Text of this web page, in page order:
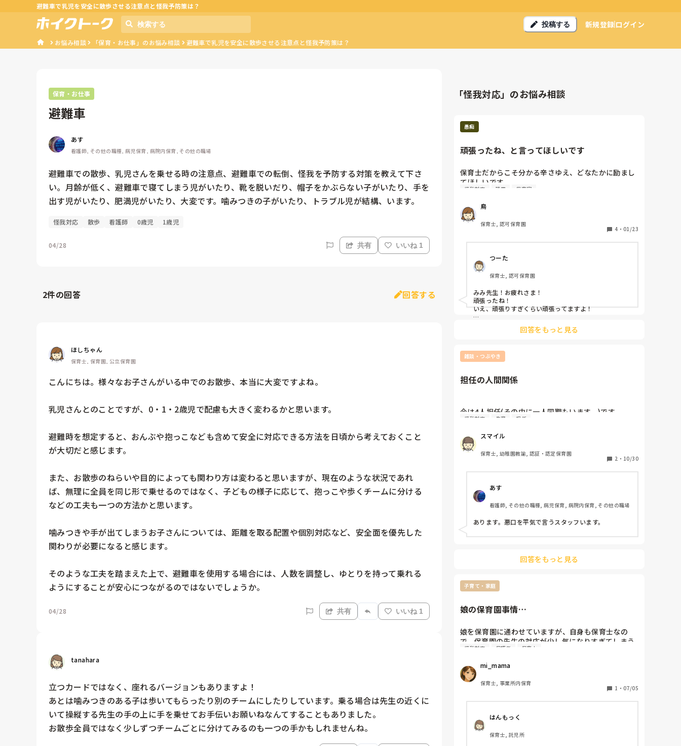
避難車で乳児を安全に散歩させる注意点と怪我予防策は？
投稿する 新規登録ログイン
お悩み相談 「保育・お仕事」のお悩み相談 避難車で乳児を安全に散歩させる注意点と怪我予防策は？
保育・お仕事
避難車
あす
看護師, その他の職種, 病児保育, 病院内保育, その他の職場
避難車での散歩、乳児さんを乗せる時の注意点、避難車での転倒、怪我を予防する対策を教えて下さ
い。月齢が低く、避難車で寝てしまう児がいたり、靴を脱いだり、帽子をかぶらない子がいたり、手を
出す児がいたり、肥満児がいたり、大変です。噛みつきの子がいたり、トラブル児が結構、います。
怪我対応 散歩 看護師 0歳児 1歳児
04/28 共有 いいね 1
2件の回答 回答する
ほしちゃん
保育士, 保育園, 公立保育園
こんにちは。様々なお子さんがいる中でのお散歩、本当に大変ですよね。
乳児さんとのことですが、0・1・2歳児で配慮も大きく変わるかと思います。
避難時を想定すると、おんぶや抱っこなども含めて安全に対応できる方法を日頃から考えておくこと
が大切だと感じます。
また、お散歩のねらいや目的によっても関わり方は変わると思いますが、現在のような状況であれ
ば、無理に全員を同じ形で乗せるのではなく、子どもの様子に応じて、抱っこや歩くチームに分ける
などの工夫も一つの方法かと思います。
噛みつきや手が出てしまうお子さんについては、距離を取る配置や個別対応など、安全面を優先した
関わりが必要になると感じます。
そのような工夫を踏まえた上で、避難車を使用する場合には、人数を調整し、ゆとりを持って乗れる
ようにすることが安心につながるのではないでしょうか。
04/28 共有 いいね 1
tanahara
立つカードではなく、座れるバージョンもありますよ！
あとは噛みつきのある子は歩いてもらったり別のチームにしたりしています。乗る場合は先生の近くに
いて操縦する先生の手の上に手を乗せてお手伝いお願いねなんてすることもありました。
お散歩全員ではなく少しずつチームごとに分けてみるのも一つの手かもしれませんね。
「怪我対応」のお悩み相談
愚痴
頑張ったね、と言ってほしいです
保育士だからこそ分かる辛さゆえ、どなたかに励まし
てほしいです。
もたちが回復して戻ってくるタイミングで職員が次々
に感染してお休みするのってあるあるですよね……。
園内の子どもは全員出席なのに、職員は半数以上がお
辛うじて生き残った職員で、来ている子どもたちを手
分けして保育しなければならず。。
うちのクラスは支援が必要な子が数名居る中、担任不
在の他クラスまで一つの部屋で保育したのですが
とにかく全員怪我させずに保護者に引き渡すことだけ
を目標に頑張りました。
頑張ったのですが、やっぱり人手も余裕も無いので
無理っ！！」とバッサリ断ったり、
なかなか活動の切り替えができない子に必要以上に声
を荒げてしまったり、泣き暴れる子をクールダウンさ
せようにも上手くいかなかったり、、
ら今日の自分を思い返して反省会が止まりません。
頑張ったね、と園長たちには言ってもらえなかったぶ
ん
ここに居る皆さんに頑張ったね、と言ってほしいで
怪我対応 残業 保育室
鳥
保育士, 認可保育園
4 ・ 01/23
つーた
保育士, 認可保育園
みみ先生！お疲れさま！
頑張ったね！
いえ、頑張りすぎくらい頑張ってますよ！
そんな時、とにかく子どもたちを安全に、怪我させず
に、って気持ち、わかります。
そう、感染症って本当、脅威ですよね。
いいんだよ、そんな時は。
園長に、労ってほしかったね。
回答をもっと見る
雑談・つぶやき
担任の人間関係
今は4人担任(その中に一人同期もいます。)です。
最近クラスで私だけが知らない裏話とか保育のこと
いかみたいな雰囲気で同期も含めて話をしています。
先輩の1人が時折、同期や他の先輩に小さな声で耳打
ちで話をすることがあります。私にも言ってくれるこ
とはたまーーにありますがほぼ教えてくれないことが
ません。😇今日はその耳打ちをした直後に私に他のク
ラスにヘルプにいけと行かされました。これが引っか
かるのは、私の心が狭いだけでしょうか？なんか最近
引っかかることが多くて質問しました。🥲
怪我対応 先輩 担任
スマイル
保育士, 幼稚園教諭, 認証・認定保育園
2 ・ 10/30
あす
看護師, その他の職種, 病児保育, 病院内保育, その他の職場
あります。悪口を平気で言うスタッフいます。
回答をもっと見る
子育て・家庭
娘の保育園事情…
娘を保育園に通わせていますが、自身も保育士なの
で、保育園の先生の対応が少し気になりすぎてしまう
時があります。
お迎え時に足を痛がって引きずっていた時に、何もし
ていないのに痛がって…と言われ、お迎え後自身で整
形外科に連れて行ったりしました。
自分の園だったら受診しているのに…と思ったり。
怪我対応 保護者 保育士
mi_mama
保育士, 事業所内保育
1 ・ 07/05
はんもっく
保育士, 託児所